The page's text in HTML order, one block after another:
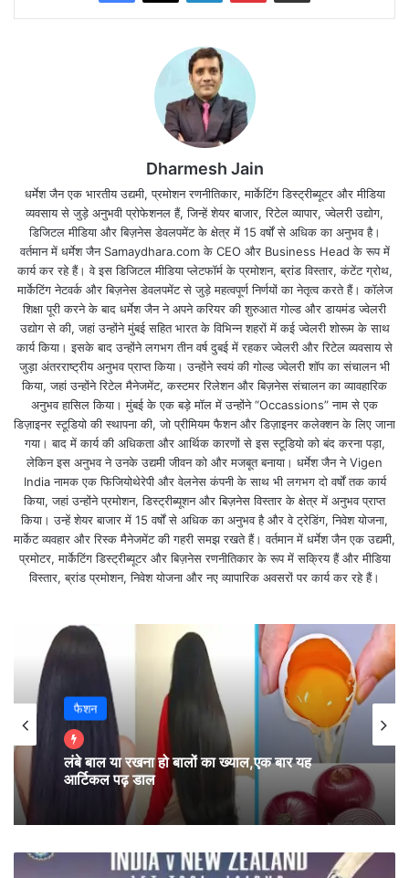
बैंक निफ्टी 7 अंक ऊपर वही सेंसेक्स 173 अंक निफ्टी 68 अंक
नीचे गिरकर कर रहा है कारोबार (10.00am)
निफ्टी के टॉप गेनर : Bajaj Finserv, Bajaj Finance,
Hindalco, SBI, Maruti Suzuki….
निफ्टी के टॉप लूजर : Tata Motors, HCL, Tech
Mahindra, Dr Reddy Lab, Hero Motocorp
आज सुबह शेयर बाजार (9.19):
मिलेजुले ग्लोबल संकेतोंके बीच बाजार की आज फ्लैट शुरुआत हुई
है।
शेयर बाजार नीचे गिरकर बंद, सोने के दामों में भी जोरदार गिरावट
Dharmesh Jain
धर्मेश जैन एक भारतीय उद्यमी, प्रमोशन रणनीतिकार, मार्केटिंग डिस्ट्रीब्यूटर और मीडिया
व्यवसाय से जुड़े अनुभवी प्रोफेशनल हैं, जिन्हें शेयर बाजार, रिटेल व्यापार, ज्वेलरी उद्योग,
डिजिटल मीडिया और बिज़नेस डेवलपमेंट के क्षेत्र में 15 वर्षों से अधिक का अनुभव है।
वर्तमान में धर्मेश जैन Samaydhara.com के CEO और Business Head के रूप में
कार्य कर रहे हैं। वे इस डिजिटल मीडिया प्लेटफॉर्म के प्रमोशन, ब्रांड विस्तार, कंटेंट ग्रोथ,
मार्केटिंग नेटवर्क और बिज़नेस डेवलपमेंट से जुड़े महत्वपूर्ण निर्णयों का नेतृत्व करते हैं। कॉलेज
शिक्षा पूरी करने के बाद धर्मेश जैन ने अपने करियर की शुरुआत गोल्ड और डायमंड ज्वेलरी
उद्योग से की, जहां उन्होंने मुंबई सहित भारत के विभिन्न शहरों में कई ज्वेलरी शोरूम के साथ
कार्य किया। इसके बाद उन्होंने लगभग तीन वर्ष दुबई में रहकर ज्वेलरी और रिटेल व्यवसाय से
जुड़ा अंतरराष्ट्रीय अनुभव प्राप्त किया। उन्होंने स्वयं की गोल्ड ज्वेलरी शॉप का संचालन भी
किया, जहां उन्होंने रिटेल मैनेजमेंट, कस्टमर रिलेशन और बिज़नेस संचालन का व्यावहारिक
अनुभव हासिल किया। मुंबई के एक बड़े मॉल में उन्होंने “Occassions” नाम से एक
डिज़ाइनर स्टूडियो की स्थापना की, जो प्रीमियम फैशन और डिज़ाइनर कलेक्शन के लिए जाना
गया। बाद में कार्य की अधिकता और आर्थिक कारणों से इस स्टूडियो को बंद करना पड़ा,
लेकिन इस अनुभव ने उनके उद्यमी जीवन को और मजबूत बनाया। धर्मेश जैन ने Vigen
India नामक एक फिजियोथेरेपी और वेलनेस कंपनी के साथ भी लगभग दो वर्षों तक कार्य
किया, जहां उन्होंने प्रमोशन, डिस्ट्रीब्यूशन और बिज़नेस विस्तार के क्षेत्र में अनुभव प्राप्त
किया। उन्हें शेयर बाजार में 15 वर्षों से अधिक का अनुभव है और वे ट्रेडिंग, निवेश योजना,
मार्केट व्यवहार और रिस्क मैनेजमेंट की गहरी समझ रखते हैं। वर्तमान में धर्मेश जैन एक उद्यमी,
प्रमोटर, मार्केटिंग डिस्ट्रीब्यूटर और बिज़नेस रणनीतिकार के रूप में सक्रिय हैं और मीडिया
विस्तार, ब्रांड प्रमोशन, निवेश योजना और नए व्यापारिक अवसरों पर कार्य कर रहे हैं।
फैशन
लंबे बाल या रखना हो बालों का ख्याल,एक बार यह
आर्टिकल पढ़ डाल